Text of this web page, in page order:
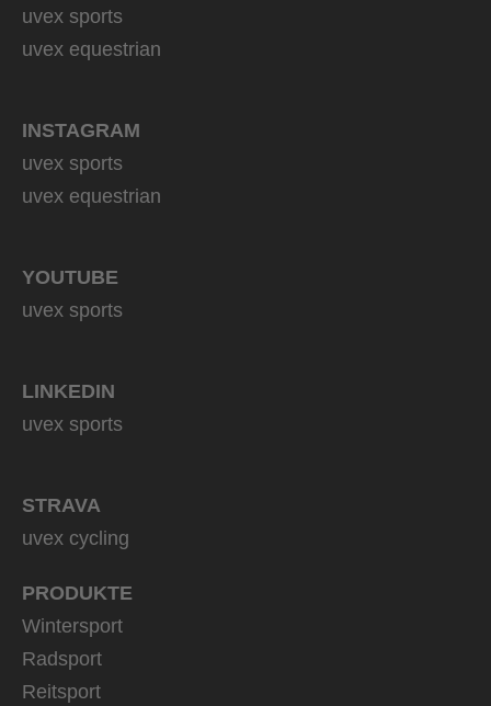
uvex sports
uvex equestrian
INSTAGRAM
uvex sports
uvex equestrian
YOUTUBE
uvex sports
LINKEDIN
uvex sports
STRAVA
uvex cycling
PRODUKTE
Wintersport
Radsport
Reitsport